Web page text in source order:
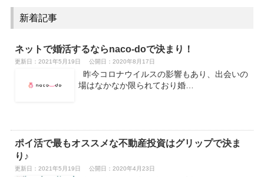
新着記事
ネットで婚活するならnaco-doで決まり！
更新日：2021年5月19日 公開日：2020年8月17日
昨今コロナウイルスの影響もあり、出会いの
場はなかなか限られており婚…
ポイ活で最もオススメな不動産投資はグリップで決ま
り♪
更新日：2021年5月19日 公開日：2020年4月23日